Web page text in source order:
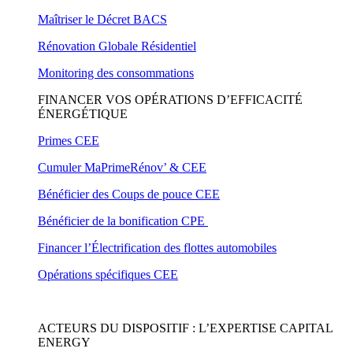
Maîtriser le Décret BACS
Rénovation Globale Résidentiel
Monitoring des consommations
FINANCER VOS OPÉRATIONS D’EFFICACITÉ
ÉNERGÉTIQUE
Primes CEE
Cumuler MaPrimeRénov’ & CEE
Bénéficier des Coups de pouce CEE
Bénéficier de la bonification CPE
Financer l’Électrification des flottes automobiles
Opérations spécifiques CEE
ACTEURS DU DISPOSITIF : L’EXPERTISE CAPITAL
ENERGY